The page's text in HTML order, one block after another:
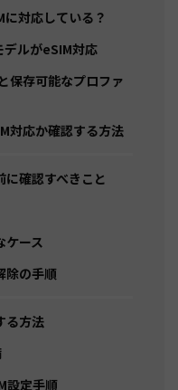
対応している？
ルがeSIM対応
保存可能なプロファ
対応か確認する方法
確認すべきこと
ケース
除の手順
る方法
設定手順